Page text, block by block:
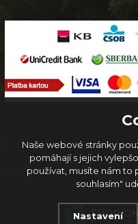
© 2026
Naše webové stránky
pomáhají s jejich
používat, musíte nám to
souhlasím"
Nastavení